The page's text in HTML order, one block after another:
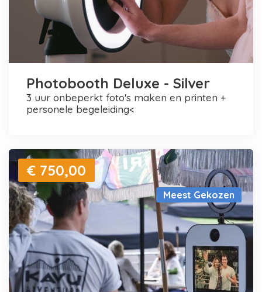
Photobooth Deluxe - Silver
3 uur onbeperkt foto's maken en printen +
personele begeleiding<
Meest Gekozen
€ 750,00